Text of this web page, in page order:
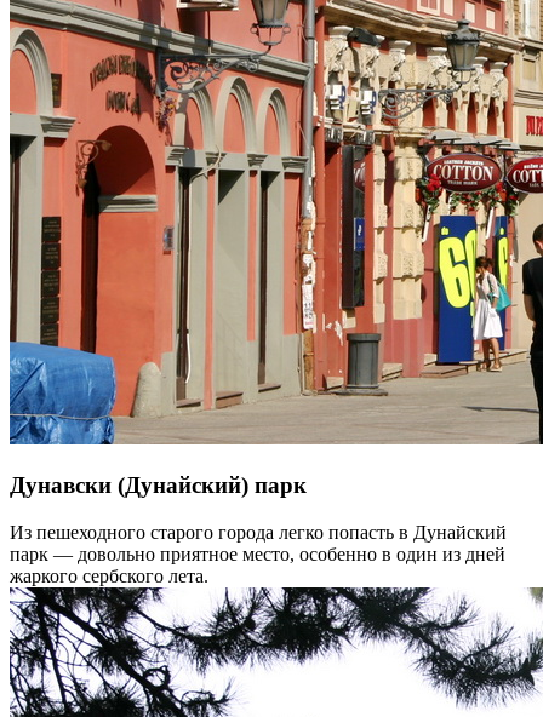
Дунавски (Дунайский) парк
Из пешеходного старого города легко попасть в Дунайский
парк — довольно приятное место, особенно в один из дней
жаркого сербского лета.